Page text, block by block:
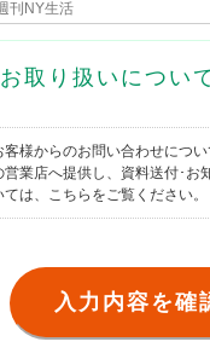
取り扱いについ
様からのお問い合わせについ
業店へ提供し、資料送付･お
は、 こちら をご覧ください。